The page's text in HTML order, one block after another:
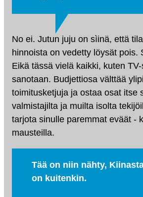
No ei. Jutun juju on sìinä, että
hinnoista on vedetty löysät pois.
Eikä tässä vielä kaikki, kuten
sanotaan. Budjettiosa välttää
toimitusketjuja ja ostaa osat itse
valmistajilta ja muilta isolta
tarjota sinulle paremmat eväät -
mausteilla.
Tää on niin nähty,
on kuitenkin.